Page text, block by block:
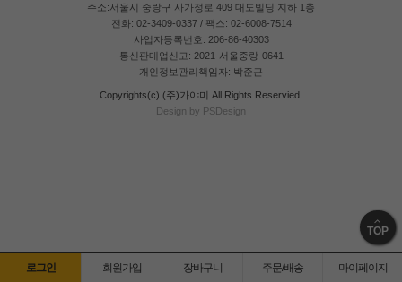
주소:서울시 중랑구 사가정로 409 대도빌딩 지하 1층
전화: 02-3409-0337 / 팩스: 02-6008-7514
사업자등록번호: 206-86-40303
통신판매업신고: 2021-서울중랑-0641
개인정보관리책임자: 박준근
Copyrights(c) (주)가야미 All Rights Reservied.
Design by PSDesign
TOP
로그인 회원가입 장바구니 주문/배송 마이페이지